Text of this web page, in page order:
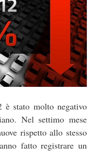
stato molto negativo
Nel settimo mese
rispetto allo stesso
fatto registrare un